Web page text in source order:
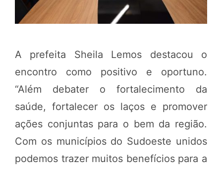
A prefeita Sheila Lemos destacou o
encontro como positivo e oportuno.
“Além debater o fortalecimento da
saúde, fortalecer os laços e promover
ações conjuntas para o bem da região.
Com os municípios do Sudoeste unidos
podemos trazer muitos benefícios para a